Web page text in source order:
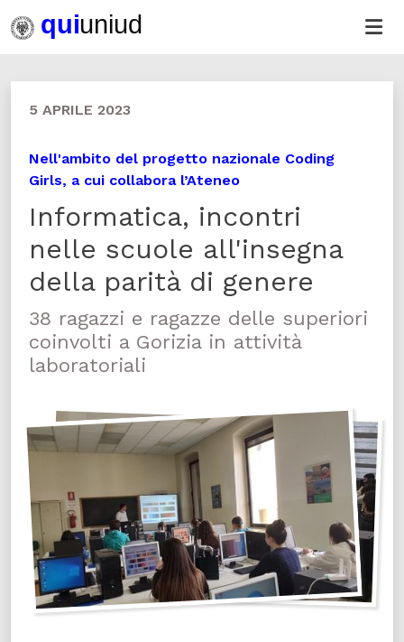
5 APRILE 2023
Nell'ambito del progetto nazionale Coding
Girls, a cui collabora l’Ateneo
Informatica, incontri
nelle scuole all'insegna
della parità di genere
38 ragazzi e ragazze delle superiori
coinvolti a Gorizia in attività
laboratoriali